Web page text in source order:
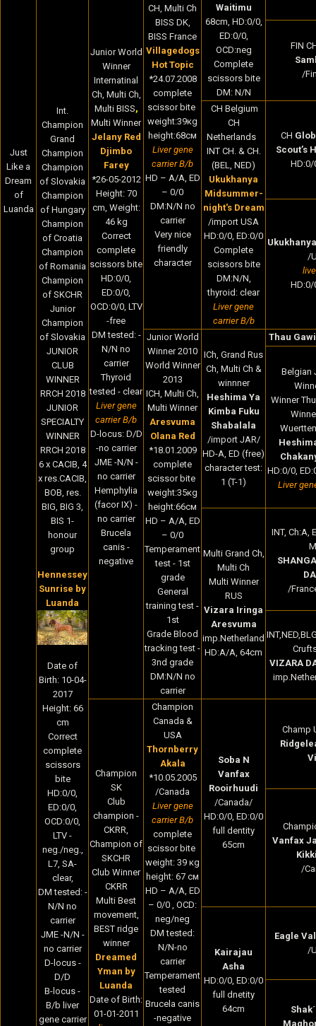
Just
Like a
Dream
of
Luanda
Int.
Champion
Grand
Champion
Champion
of Slovakia
Champion
of Hungary
Champion
of Croatia
Champion
of Romania
Champion
of SKCHR
Junior
Champion
of Slovakia
JUNIOR
CLUB
WINNER
RRCH 2018
JUNIOR
SPECIALTY
WINNER
RRCH 2018
6 x CACIB, 4
x res.CACIB,
BOB, res.
BIG, BIG 3,
BIS 1-
honour
group
Hennessey
Sunrise by
Luanda
Date of
Birth: 10-04-
2017
Height: 66
cm
Correct
complete
scissors
bite
HD:0/0,
ED:0/0,
OCD:0/0,
LTV -
neg./neg.,
L7, SA-
clear,
DM tested: -
N/N no
carrier
JME -N/N -
no carrier
D-locus -
D/D
B-locus -
B/b liver
gene carrier
Junior World
Winner
Internatinal
Ch, Multi Ch,
Multi BISS,
Multi Winner
Jelany Red
Djimbo
Farey
*26-05-2012
Height: 70
cm, Weight:
46 kg
Correct
complete
scissors bite
HD:0/0,
ED:0/0,
OCD:0/0, LTV
-free
DM tested: -
N/N no
carrier
Thyroid
tested - clear
Liver gene
carrier B/b
D-locus: D/D
-no carrier
JME -N/N -
no carrier
Hemphylia
(facor IX) -
no carrier
Brucela
canis -
negative
CH, Multi Ch
BISS DK,
BISS France
Villagedogs
Hot Topic
*24.07.2008
complete
scissor bite
weight:39кg
height:68cм
Liver gene
carrier B/b
HD – A/A, ED
– 0/0
DM:N/N no
carrier
Very nice
friendly
character
Waitimu
68cm, HD:0/0,
ED:0/0,
OCD:neg
Complete
scissors bite
DM: N/N
FIN
/
CH Belgium
CH
Netherlands
INT CH. & CH.
(BEL, NED)
Ukukhanya
Midsummer-
night's Dream
/import USA
HD:0/0, ED:0/0
Complete
scissors bite
DM:N/N,
thyroid: clear
Liver gene
carrier B/b
CH
Scout’s
HD:0/
/
HD:0/
Junior World
Winner 2010
World Winner
2013
ICH, Multi Ch,
Multi Winner
Aresvuma
Olana Red
*18.01.2009
complete
scissor bite
weight:35кg
height:66cм
HD – A/A, ED
– 0/0
Temperament
test - 1st
grade
General
training test -
1st
Grade Blood
tracking test -
3nd grade
DM:N/N no
carrier
ICh, Grand Rus
Ch, Multi Ch &
winnner
Heshima Ya
Kimba Fuku
Shabalala
/import JAR/
HD-A, ED (free)
character test:
1 (T-1)
Thau
Belgian
Winner
HD:0/0,
Liver
Multi Grand Ch,
Multi Ch
Multi Winner
RUS
Vizara Iringa
Aresvuma
imp.Netherland
HD:A/A, 64cm
INT, Ch:A,
/
VIZARA
Champion
SK
Club
champion -
CKRR,
Champion of
SKCHR
Club Winner
CKRR
Multi Best
movement,
BEST ridge
winner
Dreamed
Yman by
Luanda
Date of Birth:
01-01-2011
Champion
Canada &
USA
Thornberry
Akala
*10.05.2005
/Canada
Liver gene
carrier B/b
complete
scissor bite
weight: 39 кg
height: 67 cм
HD – A/A, ED
– 0/0 , OCD:
neg/neg
DM tested:
N/N-no
carrier
Temperament
tested
Brucela canis
-negative
Soba N
Vanfax
Rooirhuudi
/Canada/
HD:0/0, ED:0/0
full dentity
65cm
Champ
Vanfax
/
Kairajau
Asha
HD:0/0, ED:0/0
full dnetity
64cm
Eagle
/